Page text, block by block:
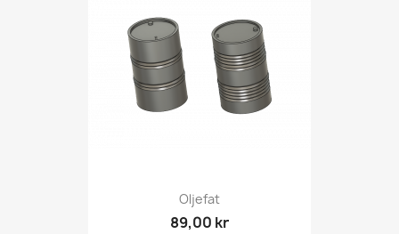
Oljefat
89,00 kr